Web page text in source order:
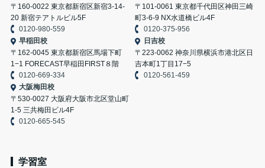
〒160-0022 東京都新宿区新宿3-14-
20 新宿テアトルビル5F
0120-980-559
〒101-0061 東京都千代田区神田三崎
町3-6-9 NX水道橋ビル4F
0120-375-956
早稲田校
〒162-0045 東京都新宿区馬場下町
1−1 FORECAST早稲田FIRST８階
0120-669-334
日吉校
〒223-0062 神奈川県横浜市港北区日
吉本町1丁目17−5
0120-561-459
大阪梅田校
〒530-0027 大阪府大阪市北区堂山町
1-5 三共梅田ビル4F
0120-665-545
学習室